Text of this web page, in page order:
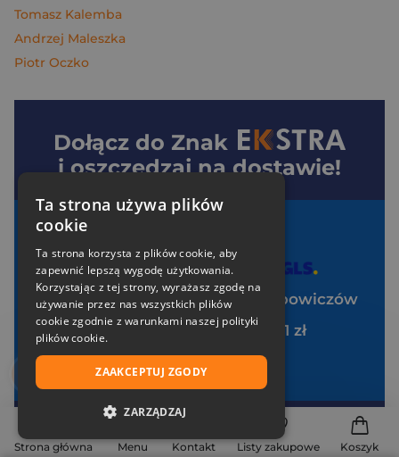
Strona główna Menu Kontakt Listy zakupowe Koszyk
Tomasz Kalemba
Andrzej Maleszka
Piotr Oczko
Dołącz do Znak
i oszczędzaj na dostawie!
Darmowa dostawa od 99 zł z
Specjalne zniżki tylko dla klubowiczów
Pakiet zakładek Art Ladies za 1 zł
Brak opłat za uczestnictwo
Ta strona używa plików
cookie
Ta strona korzysta z plików cookie, aby
zapewnić lepszą wygodę użytkowania.
Korzystając z tej strony, wyrażasz zgodę na
używanie przez nas wszystkich plików
cookie zgodnie z warunkami naszej polityki
plików cookie.
ZAAKCEPTUJ ZGODY
ZARZĄDZAJ
NIEZBĘDNE